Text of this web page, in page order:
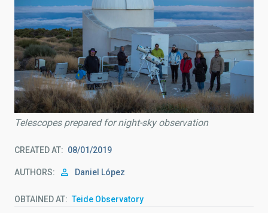
Telescopes prepared for night-sky observation
CREATED AT 08/01/2019
AUTHORS Daniel López
OBTAINED AT Teide Observatory